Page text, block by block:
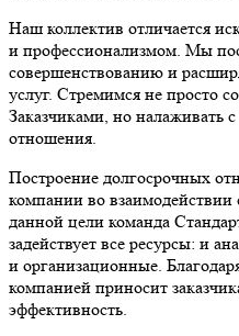
Наш коллектив отличается
и профессионализмом. Мы
совершенствованию и
услуг. Стремимся не просто
Заказчиками, но налаживать
отношения.
Построение долгосрочных
компании во
данной цели команда
задействует все ресурсы: и
и организационные.
компанией приносит
эффективность.